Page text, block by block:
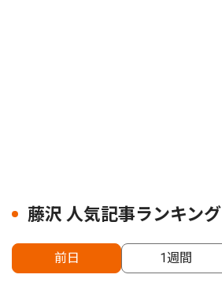
藤沢 人気記事ランキング
前日 1週間